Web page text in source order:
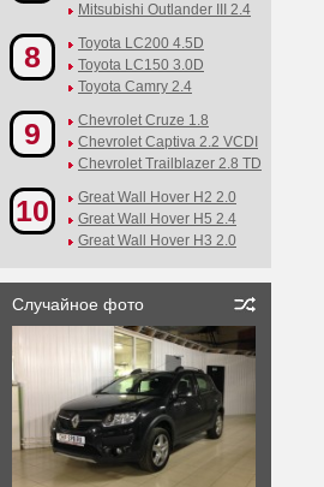
Mitsubishi Outlander III 2.4
8
Toyota LC200 4.5D
Toyota LC150 3.0D
Toyota Camry 2.4
9
Chevrolet Cruze 1.8
Chevrolet Captiva 2.2 VCDI
Chevrolet Trailblazer 2.8 TD
10
Great Wall Hover H2 2.0
Great Wall Hover H5 2.4
Great Wall Hover H3 2.0
Случайное фото